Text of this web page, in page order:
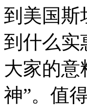
到美国斯
到什么
大家的意
神”。值